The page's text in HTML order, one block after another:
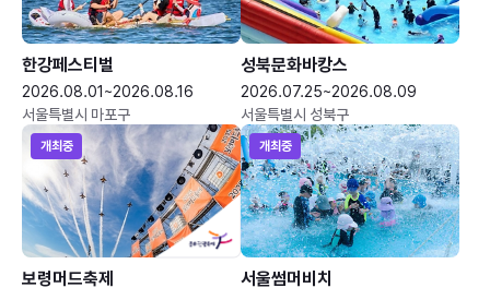
한강페스티벌
2026.08.01~2026.08.16
서울특별시 마포구
성북문화바캉스
2026.07.25~2026.08.09
서울특별시 성북구
개최중
보령머드축제
개최중
서울썸머비치